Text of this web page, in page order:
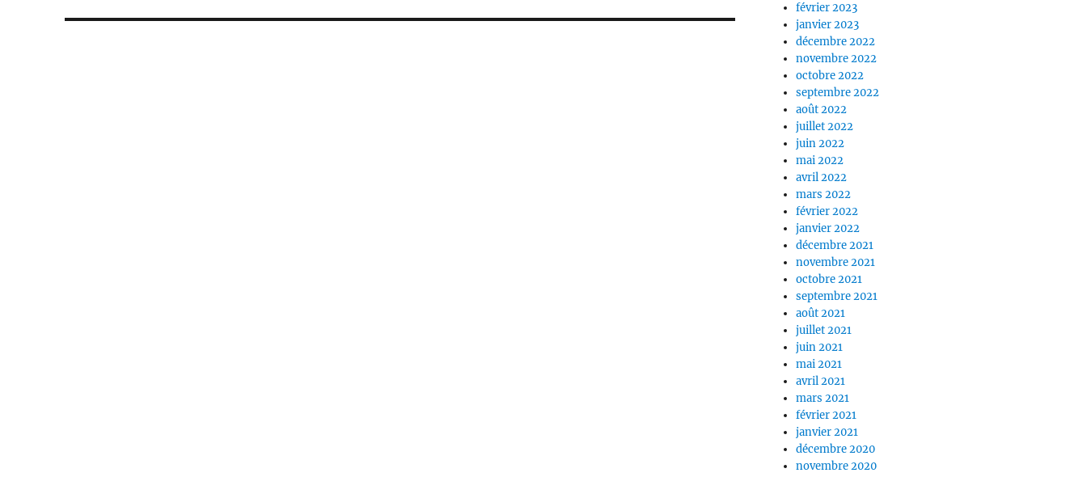
février 2023
janvier 2023
décembre 2022
novembre 2022
octobre 2022
septembre 2022
août 2022
juillet 2022
juin 2022
mai 2022
avril 2022
mars 2022
février 2022
janvier 2022
décembre 2021
novembre 2021
octobre 2021
septembre 2021
août 2021
juillet 2021
juin 2021
mai 2021
avril 2021
mars 2021
février 2021
janvier 2021
décembre 2020
novembre 2020